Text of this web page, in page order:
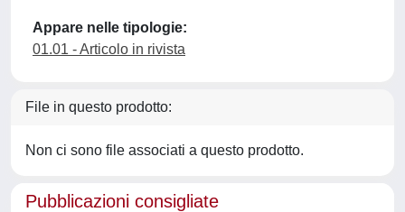
Appare nelle tipologie:
01.01 - Articolo in rivista
File in questo prodotto:
Non ci sono file associati a questo prodotto.
Pubblicazioni consigliate